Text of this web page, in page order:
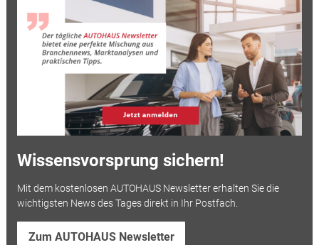
Wissensvorsprung sichern!
Mit dem kostenlosen AUTOHAUS Newsletter erhalten Sie die
wichtigsten News des Tages direkt in Ihr Postfach.
Zum AUTOHAUS Newsletter